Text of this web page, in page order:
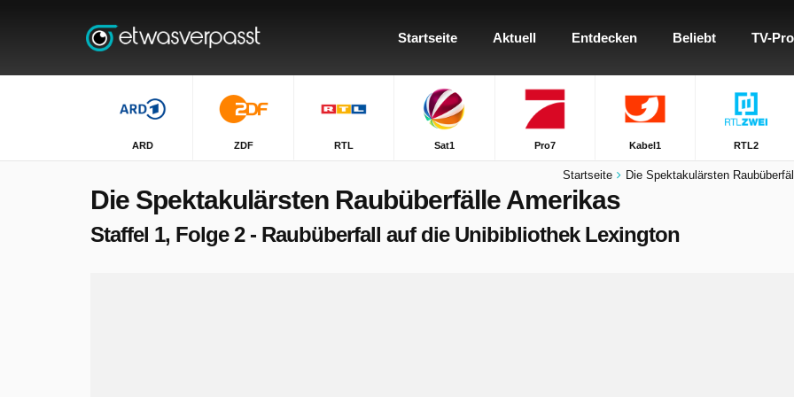
Startseite Aktuell Entdecken Beliebt TV-
ARD ZDF RTL Sat1 Pro7 Kabel1 RTL2
Startseite Die Spektakulärsten
Die Spektakulärsten Raubüberfälle Amerikas
Staffel 1, Folge 2 - Raubüberfall auf die Unibibliothek Lexington